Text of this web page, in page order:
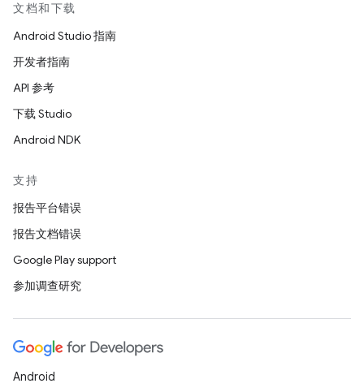
文档和下载
Android Studio 指南
开发者指南
API 参考
下载 Studio
Android NDK
支持
报告平台错误
报告文档错误
Google Play support
参加调查研究
Android